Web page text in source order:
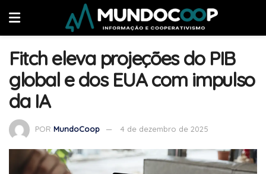
Fitch eleva projeções do PIB
global e dos EUA com impulso
da IA
POR MundoCoop 4 de dezembro de 2025